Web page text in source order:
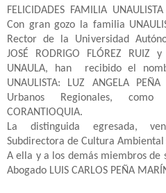
FELICIDADES FAMILIA UNAULISTA
Con gran gozo la familia
Rector de la Universidad
JOSÉ RODRIGO FLÓREZ
UNAULA, han
recibido el
UNAULISTA: LUZ ANGELA
Urbanos Regionales,
CORANTIOQUIA.
La distinguida egresada,
Subdirectora de Cultura
A ella y a los demás miembros de
Abogado LUIS CARLOS PEÑA